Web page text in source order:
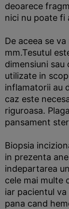
deoarece
nici nu poate fi
De aceea se
mm.Tesutul
dimensiuni
utilizate in
inflamatorii au
caz este
riguroasa.
pansament
Biopsia
in prezenta
indepartarea
cele mai multe
iar pacientul
pana cand